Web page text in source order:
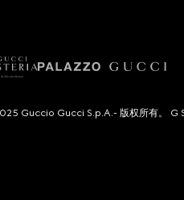
Guccio Gucci S.p.A.- 版权所有。